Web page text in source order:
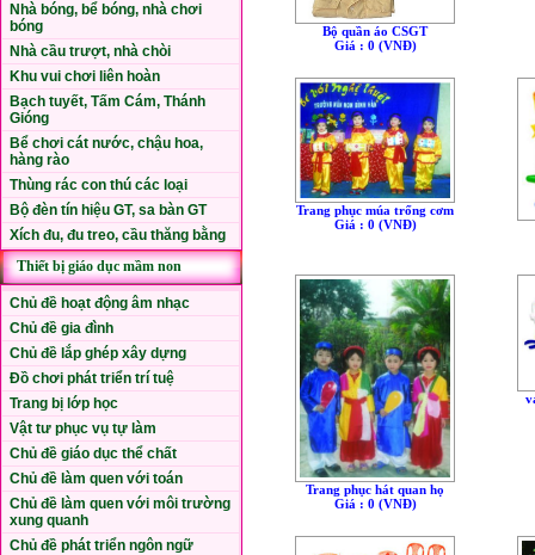
Nhà bóng, bể bóng, nhà chơi
bóng
Nhà cầu trượt, nhà chòi
Khu vui chơi liên hoàn
Bạch tuyết, Tấm Cám, Thánh
Gióng
Bể chơi cát nước, chậu hoa,
hàng rào
Thùng rác con thú các loại
Bộ đèn tín hiệu GT, sa bàn GT
Xích đu, đu treo, cầu thăng bằng
Thiết bị giáo dục mầm non
Chủ đề hoạt động âm nhạc
Chủ đề gia đình
Chủ đề lắp ghép xây dựng
Đồ chơi phát triển trí tuệ
Trang bị lớp học
Vật tư phục vụ tự làm
Chủ đề giáo dục thể chất
Chủ đề làm quen với toán
Chủ đề làm quen với môi trường
xung quanh
Chủ đề phát triển ngôn ngữ
Bộ quần áo CSGT
Giá : 0 (VNÐ)
Trang phục múa trống cơm
Giá : 0 (VNÐ)
Trang phục hát quan họ
Giá : 0 (VNÐ)